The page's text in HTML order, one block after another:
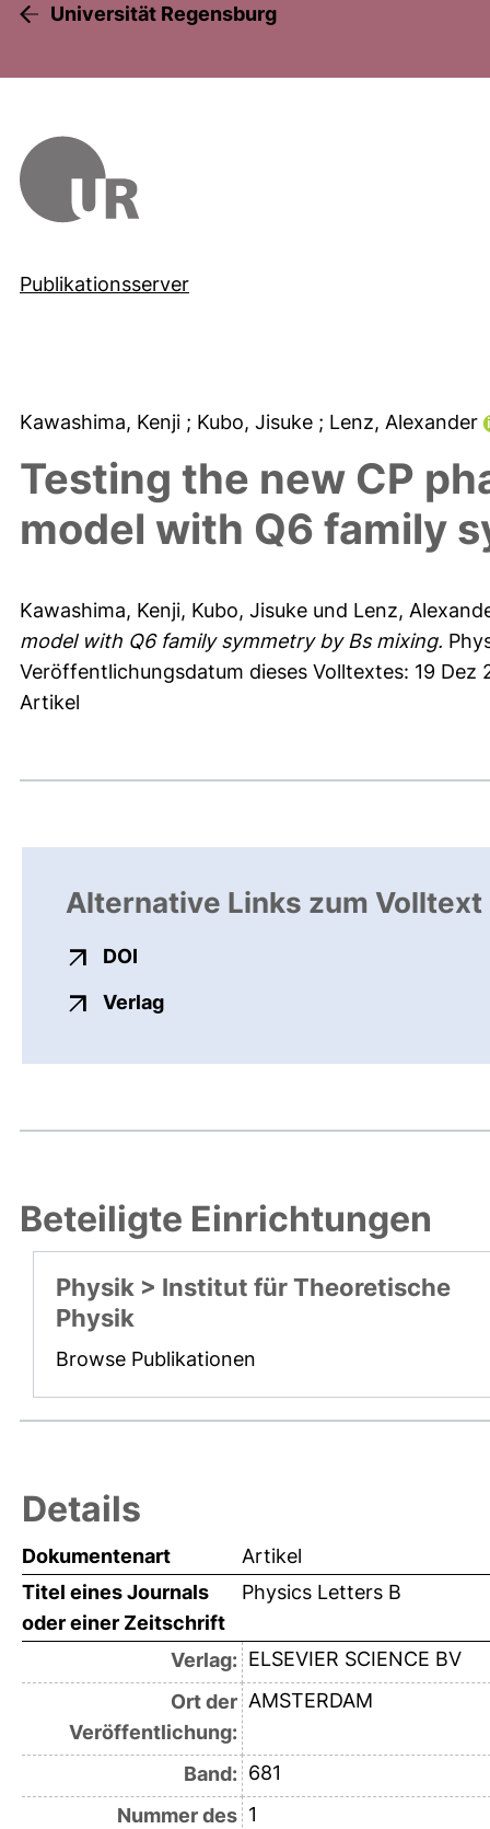
Universität Regensburg
Publikationsserver
Kawashima, Kenji ; Kubo, Jisuke ; Lenz, Alexander
Testing the new CP
model with Q6 family
Kawashima, Kenji, Kubo, Jisuke und Lenz,
model with Q6 family symmetry by Bs mixing.
Veröffentlichungsdatum dieses Volltextes: 19 Dez
Artikel
Alternative Links zum Volltext
DOI
Verlagexterner Link, öffnet neues
Beteiligte Einrichtungen
Physik > Institut für Theoretische
Physik
Browse Publikationen
Details
Dokumentenart
Artikel
Titel eines Journals
oder einer Zeitschrift
Physics Letters B
Verlag: ELSEVIER SCIENCE BV
Ort der
Veröffentlichung:
AMSTERDAM
Band: 681
Nummer des 1